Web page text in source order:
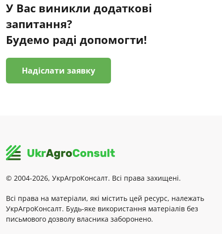
У Вас виникли додаткові
запитання?
Будемо раді допомогти!
Надіслати заявку
© 2004-2026, УкрАгроКонсалт. Всі права захищені.
Всі права на матеріали, які містить цей ресурс, належать
УкрАгроКонсалт. Будь-яке використання матеріалів без
письмового дозволу власника заборонено.